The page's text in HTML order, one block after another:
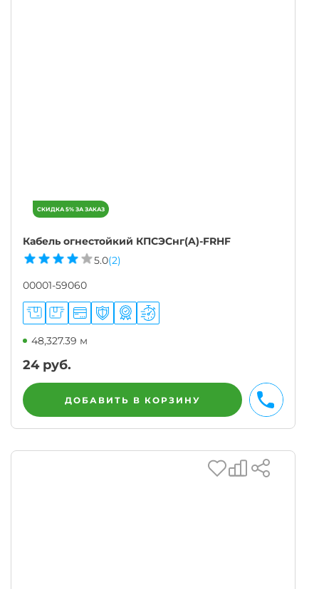
Кабель огнестойкий КПСЭСнг(A)-FRHF
5.0(2)
00001-59060
48,327.39 м
24руб.
ДОБАВИТЬ В КОРЗИНУ